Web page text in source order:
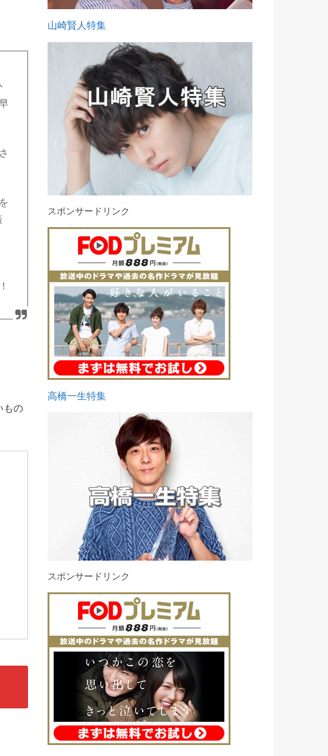
もの
山崎賢人特集
スポンサードリンク
高橋一生特集
スポンサードリンク